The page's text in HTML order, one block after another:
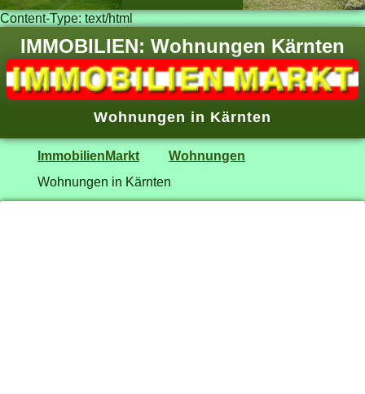
Content-Type: text/html
IMMOBILIEN: Wohnungen Kärnten
Wohnungen in Kärnten
ImmobilienMarkt
Wohnungen
Wohnungen in Kärnten